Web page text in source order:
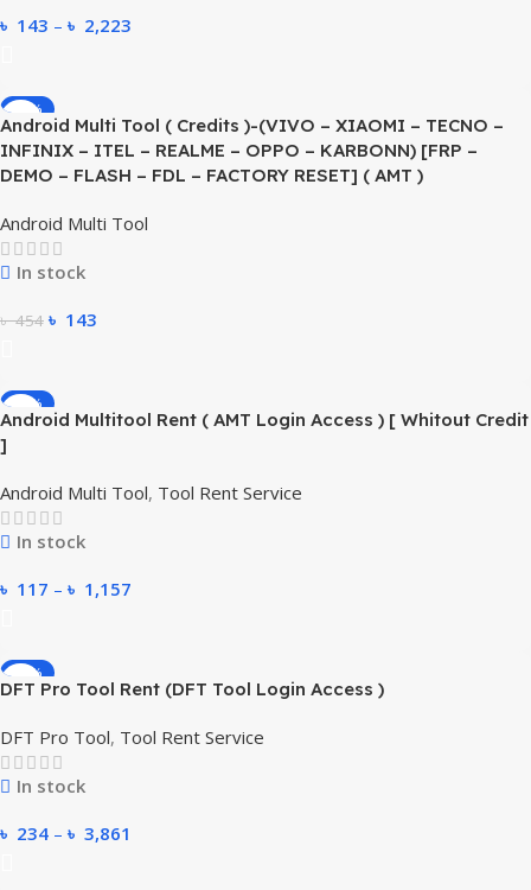
৳ 143 – ৳ 2,223
-69%
Android Multi Tool ( Credits )-(VIVO – XIAOMI – TECNO –
INFINIX – ITEL – REALME – OPPO – KARBONN) [FRP –
DEMO – FLASH – FDL – FACTORY RESET] ( AMT )
Android Multi Tool
In stock
৳454 ৳ 143
-55%
Android Multitool Rent ( AMT Login Access ) [ Whitout Credit
]
Android Multi Tool, Tool Rent Service
In stock
৳ 117 – ৳ 1,157
-57%
DFT Pro Tool Rent (DFT Tool Login Access )
DFT Pro Tool, Tool Rent Service
In stock
৳ 234 – ৳ 3,861